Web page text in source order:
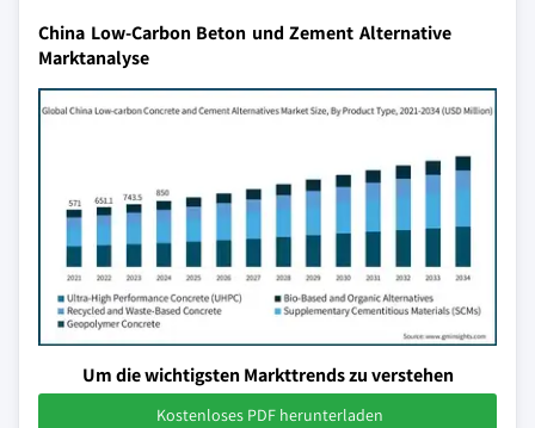
China Low-Carbon Beton und Zement Alternative
Marktanalyse
Um die wichtigsten Markttrends zu verstehen
Kostenloses PDF herunterladen